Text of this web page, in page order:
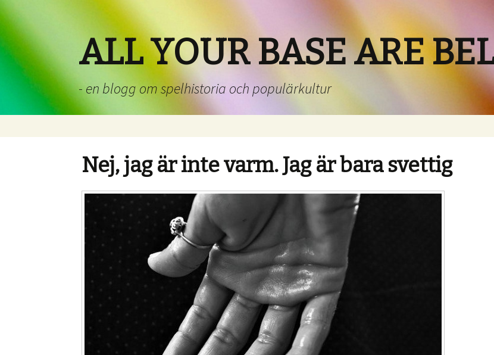
ALL YOUR BASE ARE
- en blogg om spelhistoria och populärkultur
Nej, jag är inte varm. Jag är bara svettig